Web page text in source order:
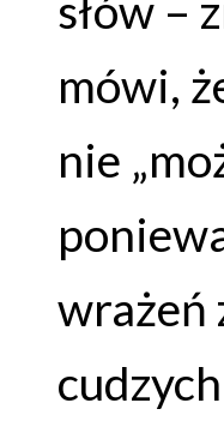
mówi,
nie
wrażeń